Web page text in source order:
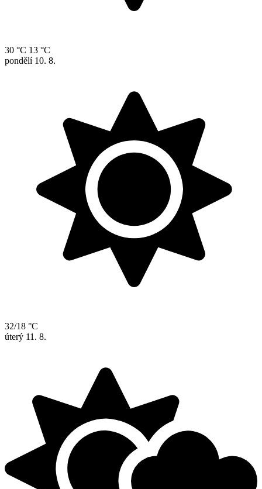
30 °C 13 °C
pondělí 10. 8.
32/18 °C
úterý 11. 8.